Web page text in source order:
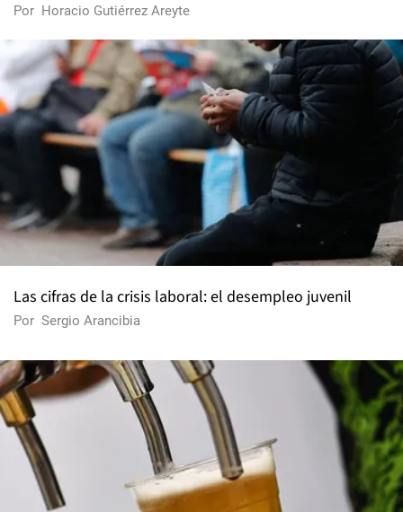
Por Horacio Gutiérrez Areyte
Las cifras de la crisis laboral: el desempleo juvenil
Por Sergio Arancibia